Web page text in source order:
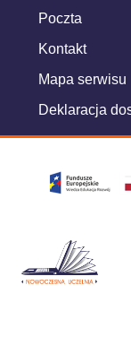
Poczta
Kontakt
Mapa serwisu
Deklaracja